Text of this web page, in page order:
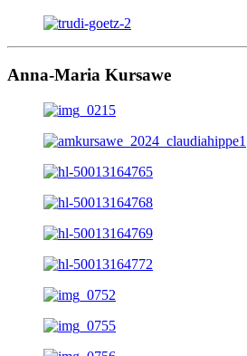
Anna-Maria Kursawe